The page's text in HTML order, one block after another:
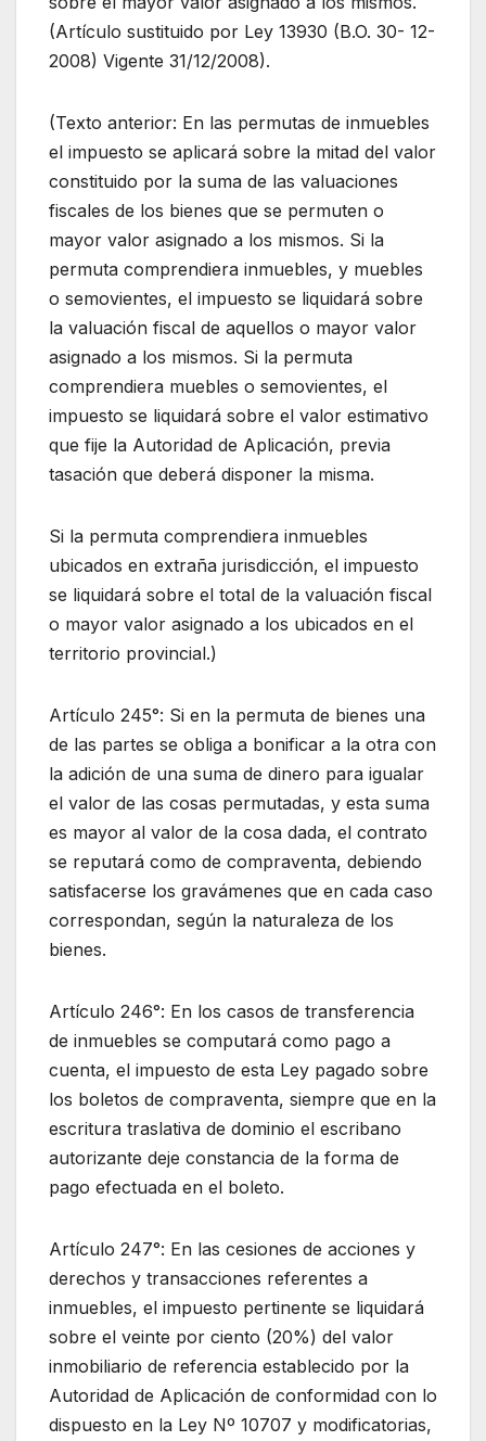
(Artículo sustituido por Ley 13930 (B.O. 30- 12-
2008) Vigente 31/12/2008).
(Texto anterior: En las permutas de inmuebles
el impuesto se aplicará sobre la mitad del valor
constituido por la suma de las valuaciones
fiscales de los bienes que se permuten o
mayor valor asignado a los mismos. Si la
permuta comprendiera inmuebles, y muebles
o semovientes, el impuesto se liquidará sobre
la valuación fiscal de aquellos o mayor valor
asignado a los mismos. Si la permuta
comprendiera muebles o semovientes, el
impuesto se liquidará sobre el valor estimativo
que fije la Autoridad de Aplicación, previa
tasación que deberá disponer la misma.
Si la permuta comprendiera inmuebles
ubicados en extraña jurisdicción, el impuesto
se liquidará sobre el total de la valuación fiscal
o mayor valor asignado a los ubicados en el
territorio provincial.)
Artículo 245°: Si en la permuta de bienes una
de las partes se obliga a bonificar a la otra con
la adición de una suma de dinero para igualar
el valor de las cosas permutadas, y esta suma
es mayor al valor de la cosa dada, el contrato
se reputará como de compraventa, debiendo
satisfacerse los gravámenes que en cada caso
correspondan, según la naturaleza de los
bienes.
Artículo 246°: En los casos de transferencia
de inmuebles se computará como pago a
cuenta, el impuesto de esta Ley pagado sobre
los boletos de compraventa, siempre que en la
escritura traslativa de dominio el escribano
autorizante deje constancia de la forma de
pago efectuada en el boleto.
Artículo 247°: En las cesiones de acciones y
derechos y transacciones referentes a
inmuebles, el impuesto pertinente se liquidará
sobre el veinte por ciento (20%) del valor
inmobiliario de referencia establecido por la
Autoridad de Aplicación de conformidad con lo
dispuesto en la Ley Nº 10707 y modificatorias,